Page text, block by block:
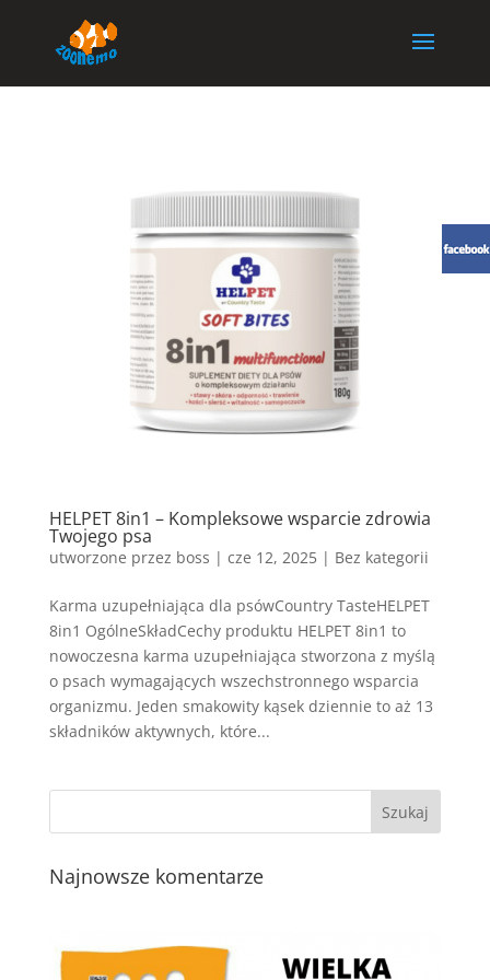
HELPET 8in1 – Kompleksowe wsparcie zdrowia
Twojego psa
utworzone przez boss | cze 12, 2025| Bez kategorii
Karma uzupełniająca dla psówCountry TasteHELPET
8in1 OgólneSkładCechy produktu HELPET 8in1 to
nowoczesna karma uzupełniająca stworzona z myślą
o psach wymagających wszechstronnego wsparcia
organizmu. Jeden smakowity kąsek dziennie to aż 13
składników aktywnych, które...
Najnowsze komentarze